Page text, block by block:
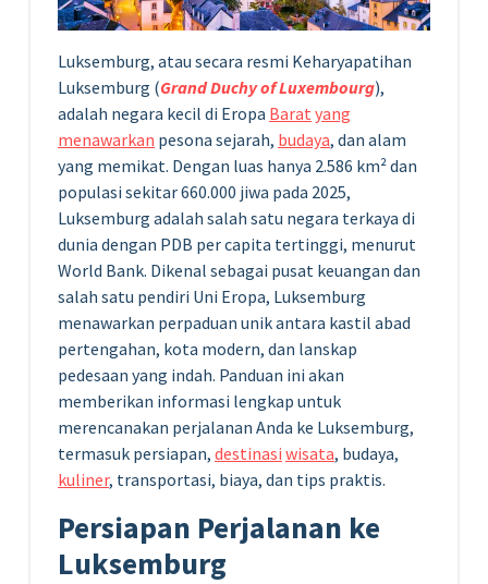
Luksemburg, atau secara resmi Keharyapatihan
Luksemburg (Grand Duchy of Luxembourg),
adalah negara kecil di Eropa Barat yang
menawarkan pesona sejarah, budaya, dan alam
yang memikat. Dengan luas hanya 2.586 km² dan
populasi sekitar 660.000 jiwa pada 2025,
Luksemburg adalah salah satu negara terkaya di
dunia dengan PDB per capita tertinggi, menurut
World Bank. Dikenal sebagai pusat keuangan dan
salah satu pendiri Uni Eropa, Luksemburg
menawarkan perpaduan unik antara kastil abad
pertengahan, kota modern, dan lanskap
pedesaan yang indah. Panduan ini akan
memberikan informasi lengkap untuk
merencanakan perjalanan Anda ke Luksemburg,
termasuk persiapan, destinasi wisata, budaya,
kuliner, transportasi, biaya, dan tips praktis.
Persiapan Perjalanan ke
Luksemburg